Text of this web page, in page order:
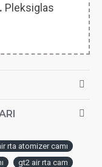
. Pleksiglas
rta atomizer camı
gt2 air rta cam